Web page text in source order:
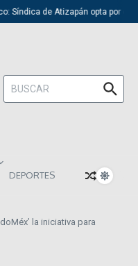
Síndica de Atizapán opta por el
Buscar:
DEPORTES
la iniciativa para